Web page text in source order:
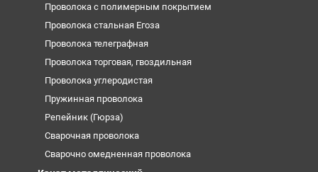
Проволока с полимерным покрытием
Проволока стальная Егоза
Проволока телеграфная
Проволока торговая, гвоздильная
Проволока углеродистая
Пружинная проволока
Репейник (Гюрза)
Сварочная проволока
Сварочно омедненная проволока